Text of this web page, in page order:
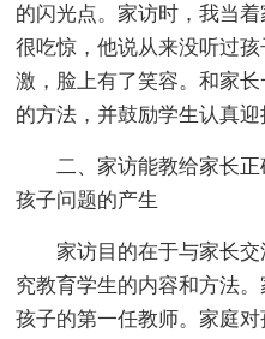
的闪光点。家访时，我当
很吃惊，他说从来没听过
激，脸上有了笑容。和家
的方法，并鼓励学生认真迎
二、家访能教给家长
孩子问题的产生
家访目的在于与家长
究教育学生的内容和方法
孩子的第一任教师。家庭